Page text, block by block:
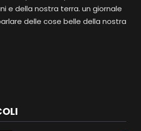
e della nostra terra. un giornale
delle cose belle della nostra